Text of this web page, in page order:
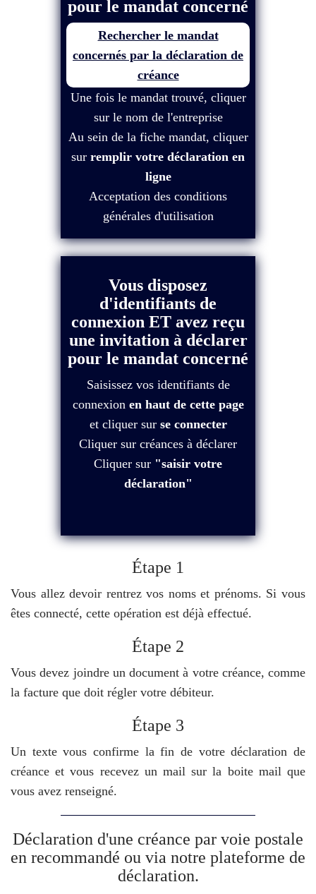
Vous disposez
d'identifiants de
connexion ET avez reçu
une invitation à déclarer
pour le mandat concerné
Saisissez vos identifiants de
connexion en haut de cette page
et cliquer sur se connecter
Cliquer sur créances à déclarer
Cliquer sur "saisir votre
déclaration"
pour le mandat concerné
Rechercher le mandat
concernés par la déclaration de
créance
Une fois le mandat trouvé, cliquer
sur le nom de l'entreprise
Au sein de la fiche mandat, cliquer
sur remplir votre déclaration en
ligne
Acceptation des conditions
générales d'utilisation
Étape 1
Vous allez devoir rentrez vos noms et prénoms. Si vous
êtes connecté, cette opération est déjà effectué.
Étape 2
Vous devez joindre un document à votre créance, comme
la facture que doit régler votre débiteur.
Étape 3
Un texte vous confirme la fin de votre déclaration de
créance et vous recevez un mail sur la boite mail que
vous avez renseigné.
Déclaration d'une créance par voie postale
en recommandé ou via notre plateforme de
déclaration.